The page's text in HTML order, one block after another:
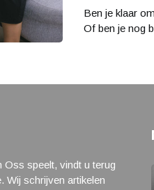
Ben je klaar
Of ben je nog
speelt, vindt u terug
Wij schrijven artikelen